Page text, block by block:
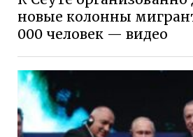
новые колонны
000 человек — видео